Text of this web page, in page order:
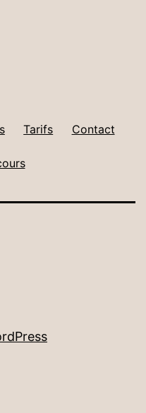
Tarifs Contact